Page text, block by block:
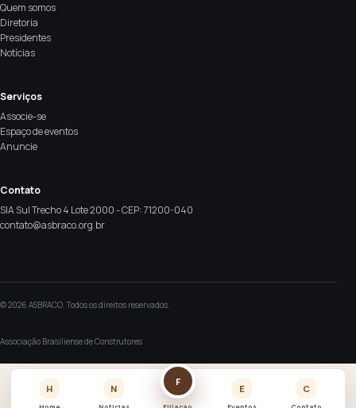
Quem somos
Diretoria
Presidentes
Notícias
Serviços
Associe-se
Espaço de eventos
Anuncie
Contato
SIA Sul Trecho 4 Lote 2000 - CEP: 71200-040
contato@asbraco.org.br
© 2026 ASBRACO. Todos os direitos reservados.
Associação Brasiliense de Construtores
H N
F
E C